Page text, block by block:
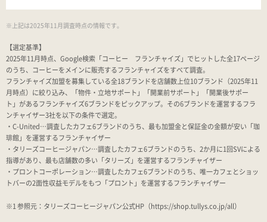
※上記は2025年11月調査時点の情報です。
【選定基準】
2025年11月時点、Google検索「コーヒー フランチャイズ」でヒットした全17ページ
のうち、コーヒーをメインに販売するフランチャイズをすべて調査。
フランチャイズ加盟を募集している全18ブランドを店舗数上位10ブランド（2025年11
月時点）に絞り込み、「物件・立地サポート」「開業前サポート」「開業後サポー
ト」があるフランチャイズ6ブランドをピックアップ。その6ブランドを運営するフラ
ンチャイザー3社を以下の条件で選定。
・C-United…調査したカフェ6ブランドのうち、最も加盟金と保証金の金額が安い「珈
琲館」を運営するフランチャイザー
・タリーズコーヒージャパン…調査したカフェ6ブランドのうち、2か月に1回SVによる
指導があり、最も店舗数の多い「タリーズ」を運営するフランチャイザー
・プロントコーポレーション…調査したカフェ6ブランドのうち、唯一カフェとショッ
トバーの2面性収益モデルをもつ「プロント」を運営するフランチャイザー
※1 参照元：タリーズコーヒージャパン公式HP（https://shop.tullys.co.jp/all）